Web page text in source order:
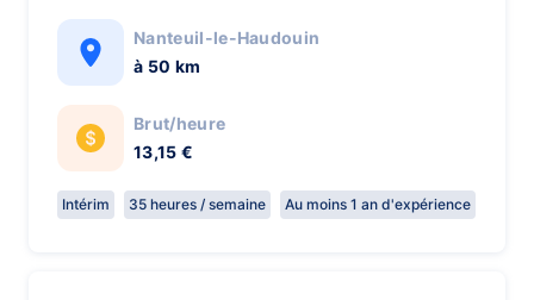
Nanteuil-le-Haudouin
à 50 km
Brut/heure
13,15 €
Intérim 35 heures / semaine Au moins 1 an d'expérience